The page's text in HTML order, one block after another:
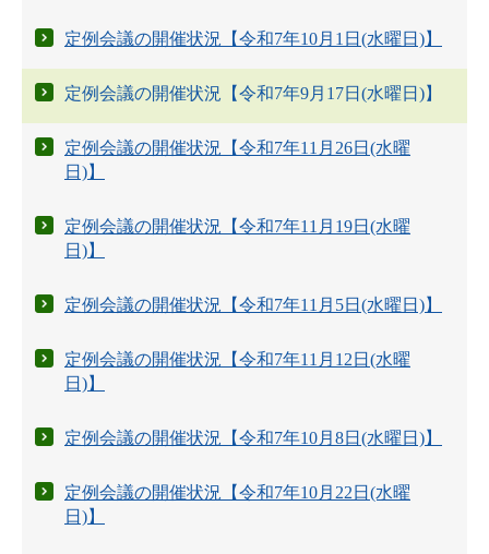
定例会議の開催状況【令和7年10月1日(水曜日)】
定例会議の開催状況【令和7年9月17日(水曜日)】
定例会議の開催状況【令和7年11月26日(水曜
日)】
定例会議の開催状況【令和7年11月19日(水曜
日)】
定例会議の開催状況【令和7年11月5日(水曜日)】
定例会議の開催状況【令和7年11月12日(水曜
日)】
定例会議の開催状況【令和7年10月8日(水曜日)】
定例会議の開催状況【令和7年10月22日(水曜
日)】